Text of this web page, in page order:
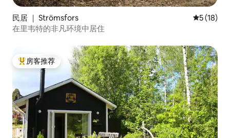
民居 ｜ Strömsfors 平均评分
5 (18)
在里韦特的非凡环境中居住
热门「房客推荐」
房客推荐